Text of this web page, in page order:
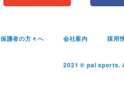
保護者の方々へ 会社案内 採用
2021 © pal sports.